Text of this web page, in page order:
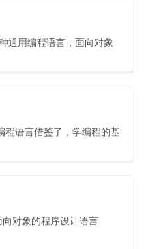
通用编程语言，面向对象
程语言借鉴了，学编程的基
对象的程序设计语言